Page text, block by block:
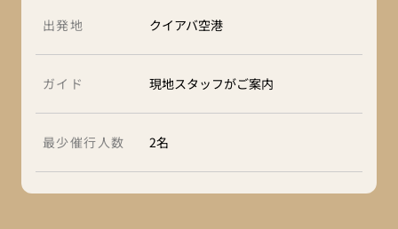
出発地 クイアバ空港
ガイド 現地スタッフがご案内
最少催行人数 2名